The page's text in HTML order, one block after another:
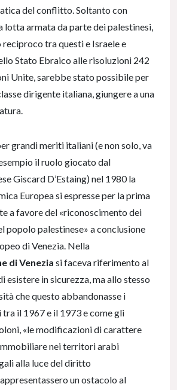
del conflitto. Soltanto con
lotta armata da parte dei palestinesi,
tra questi e Israele e
Stato Ebraico alle risoluzioni 242
Unite, sarebbe stato possibile per
dirigente italiana, giungere a una
grandi meriti italiani (e non solo, va
il ruolo giocato dal
Giscard D’Estaing) nel 1980 la
Europea si espresse per la prima
a favore del «riconoscimento dei
palestinese» a conclusione
di Venezia. Nella
di Venezia si faceva riferimento al
esistere in sicurezza, ma allo stesso
che questo abbandonasse i
il 1967 e il 1973 e come gli
«le modificazioni di carattere
nei territori arabi
alla luce del diritto
un ostacolo al